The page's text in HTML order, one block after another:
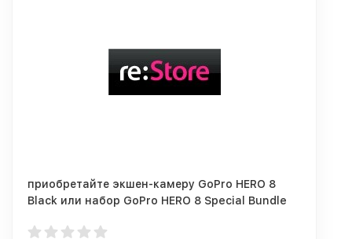
приобретайте экшен-камеру GoPro HERO 8
Black или набор GoPro HERO 8 Special Bundle